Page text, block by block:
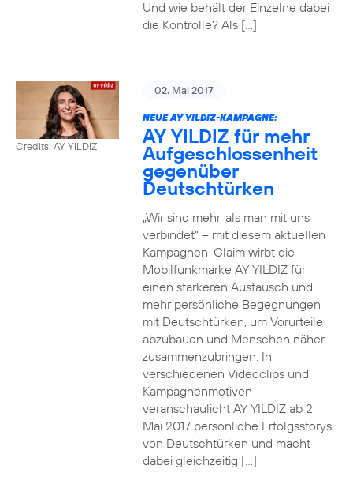
Und wie behält der Einzelne dabei
die Kontrolle? Als […]
Credits: AY YILDIZ
02. Mai 2017
NEUE AY YILDIZ-KAMPAGNE:
AY YILDIZ für mehr
Aufgeschlossenheit
gegenüber
Deutschtürken
„Wir sind mehr, als man mit uns
verbindet“ – mit diesem aktuellen
Kampagnen-Claim wirbt die
Mobilfunkmarke AY YILDIZ für
einen stärkeren Austausch und
mehr persönliche Begegnungen
mit Deutschtürken, um Vorurteile
abzubauen und Menschen näher
zusammenzubringen. In
verschiedenen Videoclips und
Kampagnenmotiven
veranschaulicht AY YILDIZ ab 2.
Mai 2017 persönliche Erfolgsstorys
von Deutschtürken und macht
dabei gleichzeitig […]